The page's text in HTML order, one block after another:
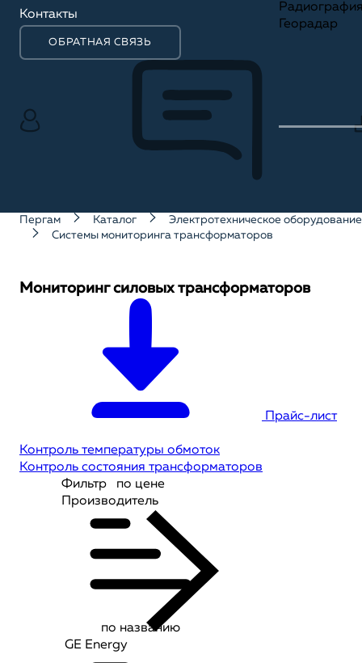
Контакты
ОБРАТНАЯ СВЯЗЬ
Георадар
Пергам Каталог
Электротехническое оборудование
Системы мониторинга трансформаторов
Мониторинг силовых трансформаторов
Прайс-лист
Контроль температуры обмоток
Контроль состояния трансформаторов
по цене
по названию
Фильтр
Производитель
GE Energy